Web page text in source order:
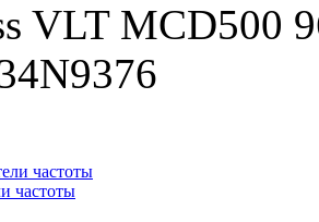
VLT MCD500
частоты